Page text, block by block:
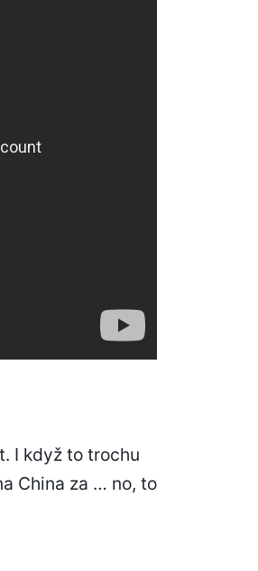
I když to trochu
China za … no, to